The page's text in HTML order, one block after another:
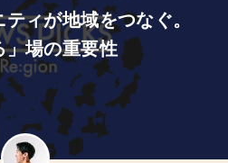
ィが地域をつなぐ。
」場の重要性